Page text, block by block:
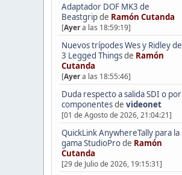
Adaptador DOF MK3 de
Beastgripde Ramón Cutanda
[Ayera las 18:59:19]
Nuevos trípodes Wes y Ridley de
3 Legged Thingsde Ramón
Cutanda
[Ayera las 18:55:46]
Duda respecto a salida SDI o por
componentesde videonet
[01 de Agosto de 2026, 21:04:21]
QuickLink AnywhereTally para la
gama StudioProde Ramón
Cutanda
[29 de Julio de 2026, 19:15:31]